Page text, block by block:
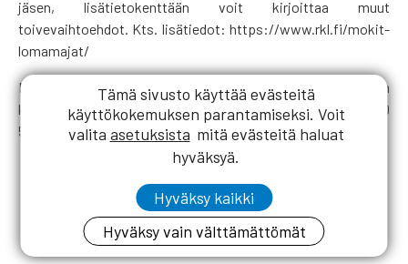
jäsen, lisätietokenttään voit kirjoittaa muut
toivevaihtoehdot. Kts. lisätiedot: https://www.rkl.fi/mokit-
lomamajat/
Mikäli sinulla ei ole mahdollisuutta hakea mökkiä järjestelmän
kautta, olethan meihin yhteydessä joko puhelimitse 010 2010
500 (ti-to klo 10-14) tai sähköpostitse: jasenpalvelu@rkl.fi
Tämä sivusto käyttää evästeitä
käyttökokemuksen parantamiseksi. Voit
valita asetuksista mitä evästeitä haluat
hyväksyä.
Hyväksy kaikki
Hyväksy vain välttämättömät